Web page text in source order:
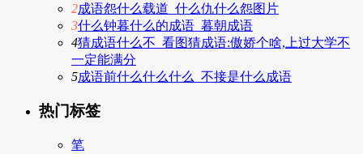
2成语怨什么载道_什么仇什么怨图片
3什么钟暮什么的成语_暮朝成语
4猜成语什么不_看图猜成语:傲娇个啥,上过大学不
一定能满分
5成语前什么什么什么_不接是什么成语
热门标签
笔